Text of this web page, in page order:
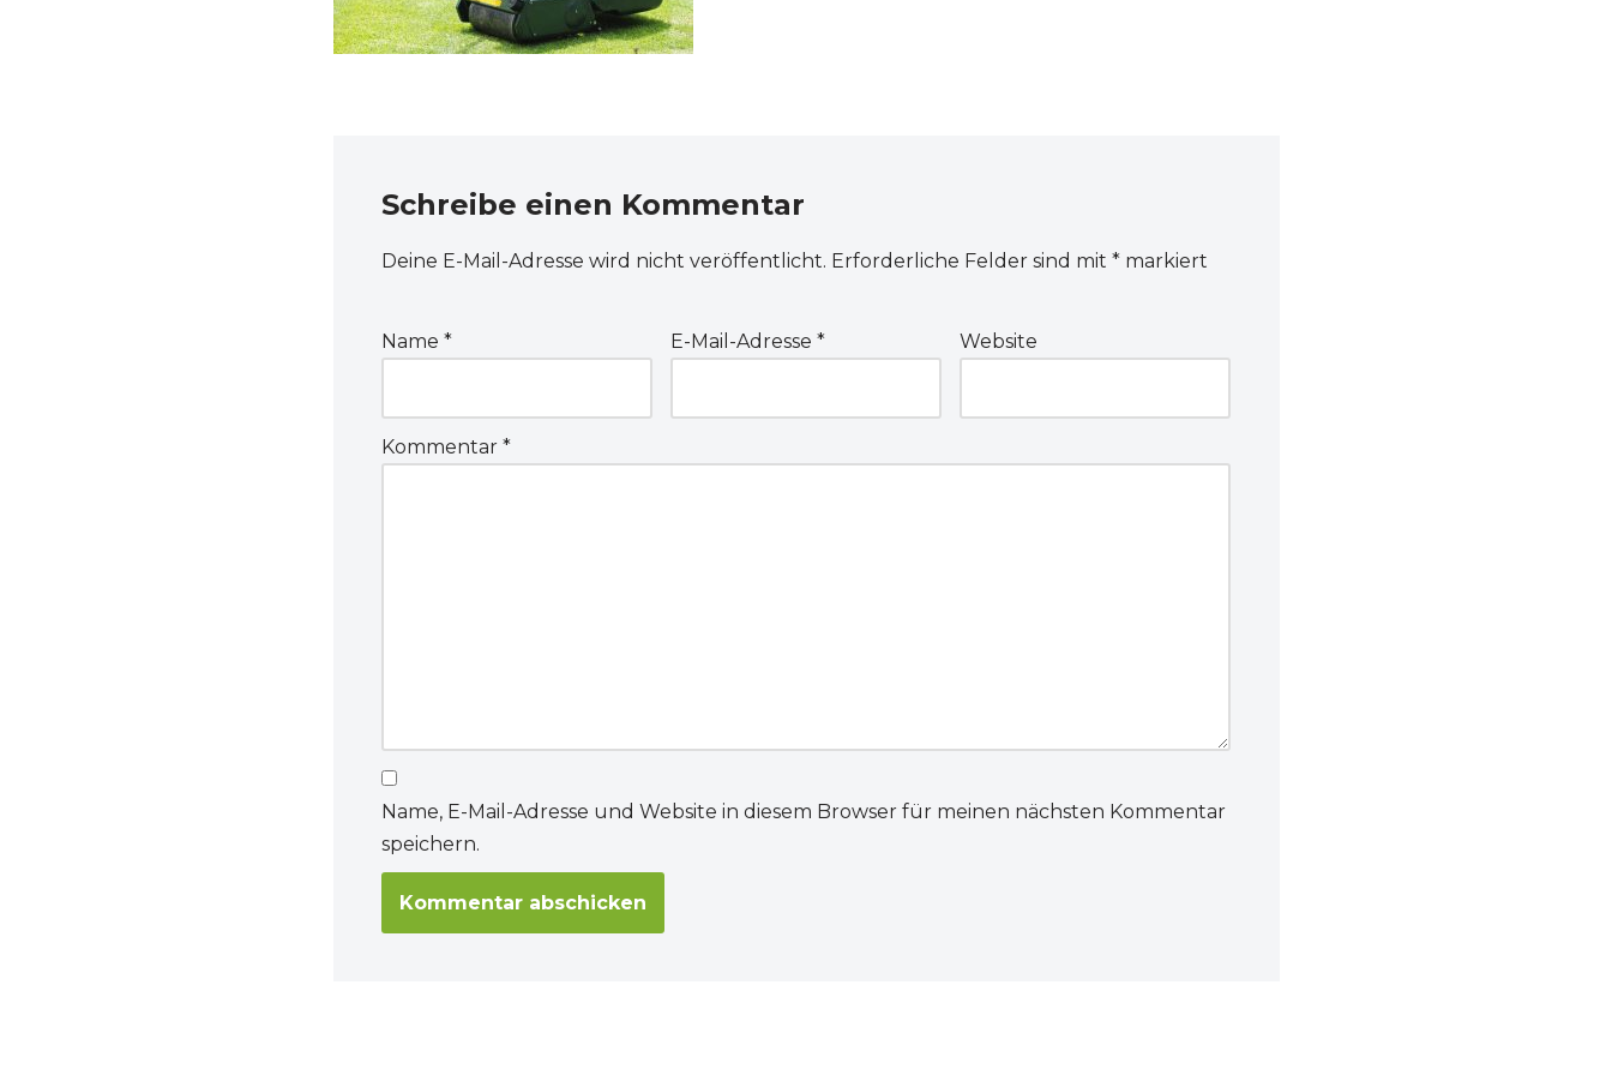
Schreibe einen Kommentar
Deine E-Mail-Adresse wird nicht veröffentlicht. Erforderliche Felder sind mit *markiert
Name * E-Mail-Adresse * Website
Kommentar *
Name, E-Mail-Adresse und Website in diesem Browser für meinen nächsten Kommentar
speichern.